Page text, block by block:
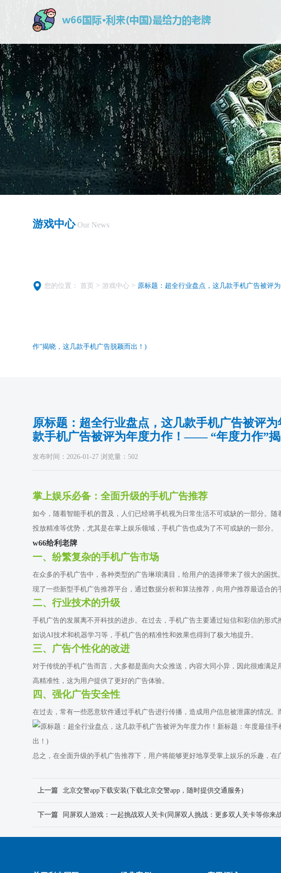
游戏中心 Our News
您的位置： 首页 >游戏中心 > 原标题：超全行业盘点，这几款手机广告被评
作”揭晓，这几款手机广告脱颖而出！)
原标题：超全行业盘点，这几款手机广告被评
款手机广告被评为年度力作！—— “年度力作”
发布时间：2026-01-27 浏览量：502
掌上娱乐必备：全面升级的手机广告推荐
如今，随着智能手机的普及，人们已经将手机视为日常生活不可或缺的一部分。
投放精准等优势，尤其是在掌上娱乐领域，手机广告也成为了不可或缺的一部分。
w66给利老牌
一、纷繁复杂的手机广告市场
在众多的手机广告中，各种类型的广告琳琅满目，给用户的选择带来了很大的困
现了一些新型手机广告推荐平台，通过数据分析和算法推荐，向用户推荐最适合的
二、行业技术的升级
手机广告的发展离不开科技的进步。在过去，手机广告主要通过短信和彩信的形
如说AI技术和机器学习等，手机广告的精准性和效果也得到了极大地提升。
三、广告个性化的改进
对于传统的手机广告而言，大多都是面向大众推送，内容大同小异，因此很难满
高精准性，这为用户提供了更好的广告体验。
四、强化广告安全性
在过去，常有一些恶意软件通过手机广告进行传播，造成用户信息被泄露的情况
总之，在全面升级的手机广告推荐下，用户将能够更好地享受掌上娱乐的乐趣，在
上一篇 北京交警app下载安装(下载北京交警app，随时提供交通服务)
下一篇 同屏双人游戏：一起挑战双人关卡(同屏双人挑战：更多双人关卡等你来